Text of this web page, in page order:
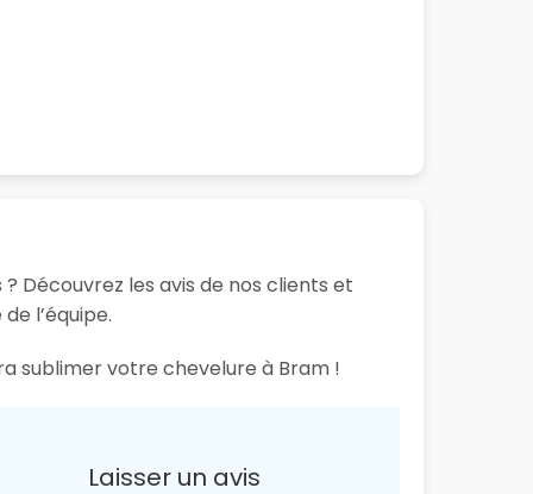
Découvrez les avis de nos clients et
l’équipe.
sublimer votre chevelure à Bram !
Laisser un avis